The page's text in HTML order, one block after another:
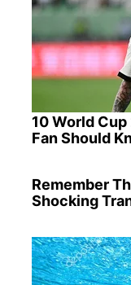
10 World
Fan Should
Remember
Shocking